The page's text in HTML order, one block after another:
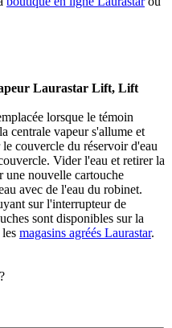
Laurastar Lift, Lift
lorsque le témoin
centrale vapeur s'allume et
couvercle du réservoir d'eau
Vider l'eau et retirer la
une nouvelle cartouche
avec de l'eau du robinet.
sur l'interrupteur de
sont disponibles sur la
magasins agréés Laurastar.